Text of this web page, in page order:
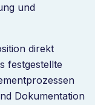
und
direkt
festgestellte
Dokumentation